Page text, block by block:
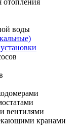
отопления
воды
вентилями
кранами